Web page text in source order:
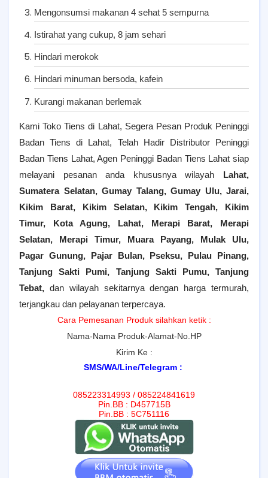
Mengonsumsi makanan 4 sehat 5 sempurna
Istirahat yang cukup, 8 jam sehari
Hindari merokok
Hindari minuman bersoda, kafein
Kurangi makanan berlemak
Kami Toko Tiens di Lahat, Segera Pesan Produk Peninggi
Badan Tiens di Lahat, Telah Hadir Distributor Peninggi
Badan Tiens Lahat, Agen Peninggi Badan Tiens Lahat siap
melayani pesanan anda khususnya wilayah Lahat,
Sumatera Selatan, Gumay Talang, Gumay Ulu, Jarai,
Kikim Barat, Kikim Selatan, Kikim Tengah, Kikim
Timur, Kota Agung, Lahat, Merapi Barat, Merapi
Selatan, Merapi Timur, Muara Payang, Mulak Ulu,
Pagar Gunung, Pajar Bulan, Pseksu, Pulau Pinang,
Tanjung Sakti Pumi, Tanjung Sakti Pumu, Tanjung
Tebat, dan wilayah sekitarnya dengan harga termurah,
terjangkau dan pelayanan terpercaya.
Cara Pemesanan Produk silahkan ketik :
Nama-Nama Produk-Alamat-No.HP
Kirim Ke :
SMS/WA/Line/Telegram :
085223314993 / 085224841619
Pin.BB : D457715B
Pin.BB : 5C751116